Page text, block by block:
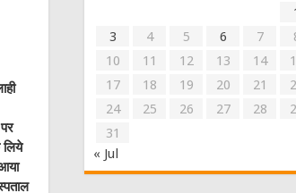
लिये
3
4 5 6 7
10
11 12 13 14
17
18 19 20 21
24
25 26 27 28
31
« Jul